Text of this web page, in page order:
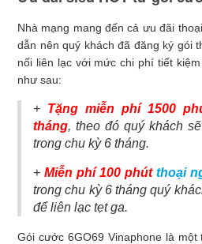
Nhà mạng mang đến cả ưu đãi
dẫn nên quý khách đã đăng ký gói
nối liên lạc với mức chi phí tiết
như sau:
+ Tặng miễn phí 1500
tháng, theo đó quý khách
trong chu kỳ 6 tháng.
+ Miễn phí 100 phút thoại
trong chu kỳ 6 tháng quý
để liên lạc tẹt ga.
Gói cước 6GO69 Vinaphone là